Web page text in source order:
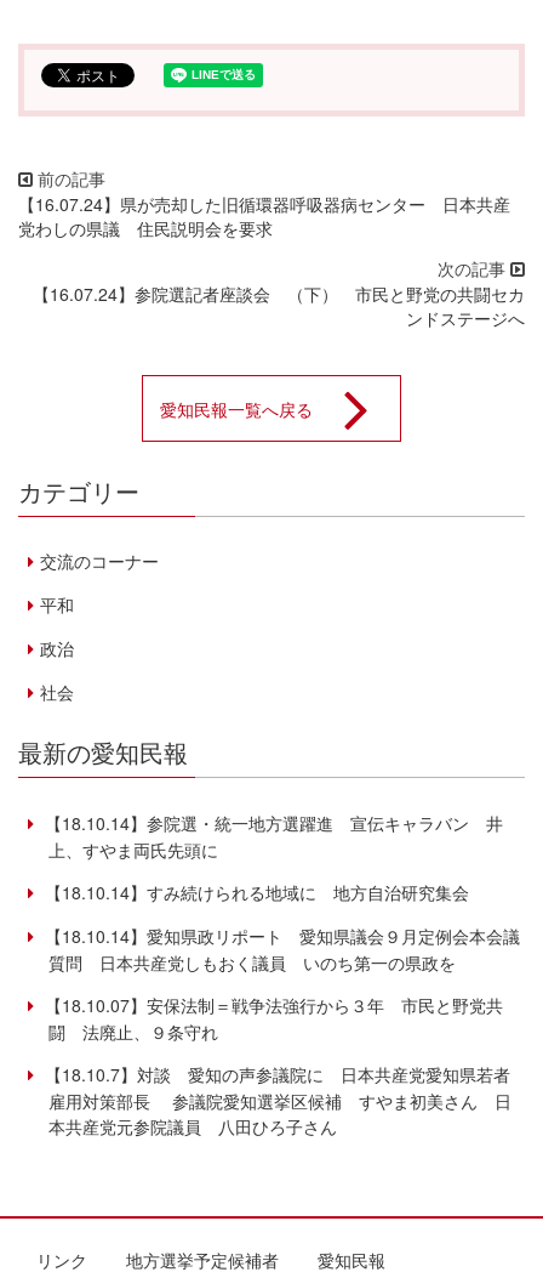
【16.07.24】県が売却した旧循環器呼吸器病センター 日本共産
党わしの県議 住民説明会を要求
【16.07.24】参院選記者座談会 （下） 市民と野党の共闘セカ
ンドステージへ
愛知民報一覧へ戻る
カテゴリー
交流のコーナー
平和
政治
社会
最新の愛知民報
【18.10.14】参院選・統一地方選躍進 宣伝キャラバン 井
上、すやま両氏先頭に
【18.10.14】すみ続けられる地域に 地方自治研究集会
【18.10.14】愛知県政リポート 愛知県議会９月定例会本会議
質問 日本共産党しもおく議員 いのち第一の県政を
【18.10.07】安保法制＝戦争法強行から３年 市民と野党共
闘 法廃止、９条守れ
【18.10.7】対談 愛知の声参議院に 日本共産党愛知県若者
雇用対策部長 参議院愛知選挙区候補 すやま初美さん 日
本共産党元参院議員 八田ひろ子さん
リンク 地方選挙予定候補者 愛知民報